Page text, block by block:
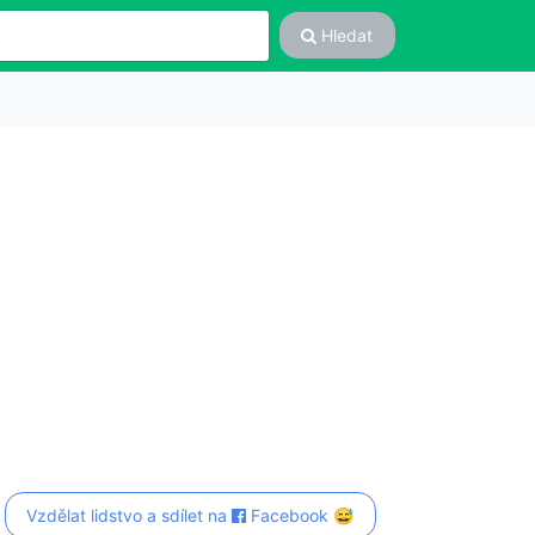
Hledat
Vzdělat lidstvo a sdílet na Facebook 😅